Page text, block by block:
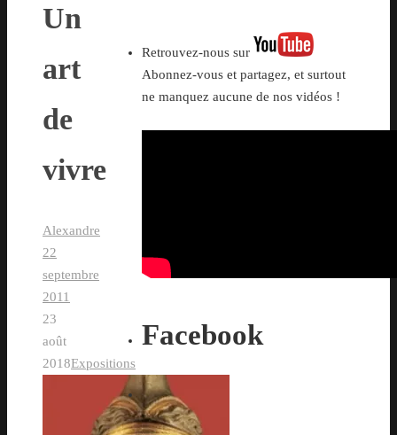
Un
art
de
vivre
Alexandre
22
septembre
2011
23
août
2018Expositions
Retrouvez-nous sur
Abonnez-vous et partagez, et surtout
ne manquez aucune de nos vidéos !
Facebook